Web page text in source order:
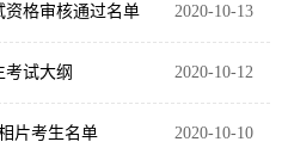
2020-10-13
资格审核通过名单
2020-10-12
考试大纲
2020-10-10
片考生名单